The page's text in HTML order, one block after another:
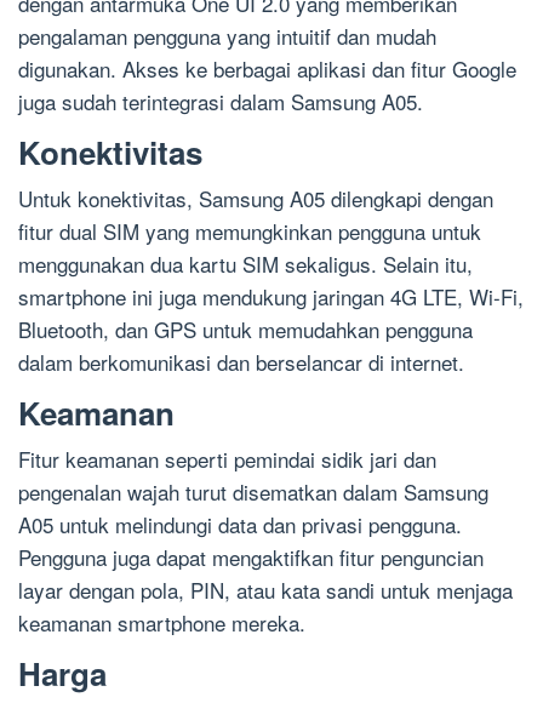
pengalaman pengguna yang intuitif dan mudah
digunakan. Akses ke berbagai aplikasi dan fitur Google
juga sudah terintegrasi dalam Samsung A05.
Konektivitas
Untuk konektivitas, Samsung A05 dilengkapi dengan
fitur dual SIM yang memungkinkan pengguna untuk
menggunakan dua kartu SIM sekaligus. Selain itu,
smartphone ini juga mendukung jaringan 4G LTE, Wi-Fi,
Bluetooth, dan GPS untuk memudahkan pengguna
dalam berkomunikasi dan berselancar di internet.
Keamanan
Fitur keamanan seperti pemindai sidik jari dan
pengenalan wajah turut disematkan dalam Samsung
A05 untuk melindungi data dan privasi pengguna.
Pengguna juga dapat mengaktifkan fitur penguncian
layar dengan pola, PIN, atau kata sandi untuk menjaga
keamanan smartphone mereka.
Harga